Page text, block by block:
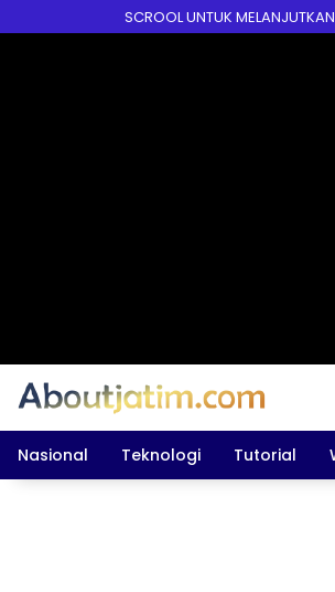
to
SCROOL UNTUK MELANJUTKAN
Nasional Teknologi Tutorial